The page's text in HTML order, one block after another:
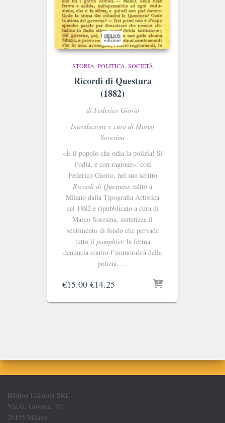
STORIA, POLITICA, SOCIETÀ
Ricordi di Questura
(1882)
di Federico Giorio
Introduzione e cura di Marco
Soresina
«È il popolo che odia la polizia! Sì
l’odia, e con ragione»: così
Federico Giorio, nel suo scritto
Ricordi di Questura, edito a
Milano dalla Tipografia Artistica
nel 1882 e ripubblicato a cura di
Marco Soresina, sintetizza il
sentimento di fondo che pervade
tutto il pamphlet: la ferma
denuncia contro l’immoralità della
polizia, …
€15.00 Il
originale
€14.25
attuale
Biblion Edizioni SRL
Via G. Govone, 70
20155 Milano